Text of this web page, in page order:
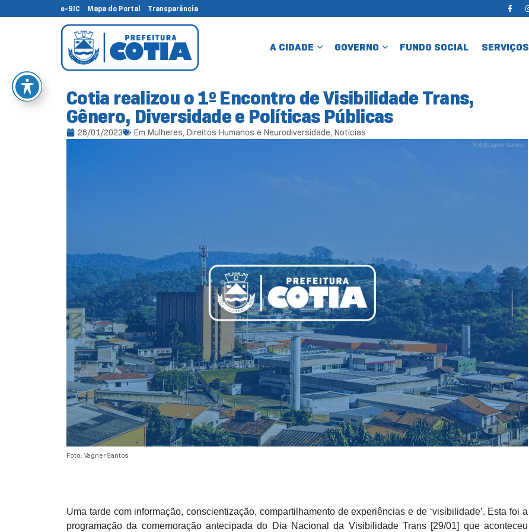
e-SIC Mapa do Portal Transparência
A CIDADE GOVERNO FUNDO SOCIAL SERVIÇOS
Cotia realizou o 1º Encontro de Visibilidade Trans,
Gênero, Diversidade e Políticas Públicas
26/01/2023 Em Mulheres, Direitos Humanos e Neurodiversidade, Notícias
Foto: Vagner Santos
Uma tarde com informação, conscientização, compartilhamento de experiências e de ‘visibilidade’. Esta foi a
programação da comemoração antecipada do Dia Nacional da Visibilidade Trans [29/01] que aconteceu